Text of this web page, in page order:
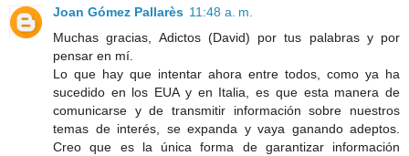
Joan Gómez Pallarès 11:48 a. m.
Muchas gracias, Adictos (David) por tus palabras y por
pensar en mí.
Lo que hay que intentar ahora entre todos, como ya ha
sucedido en los EUA y en Italia, es que esta manera de
comunicarse y de transmitir información sobre nuestros
temas de interés, se expanda y vaya ganando adeptos.
Creo que es la única forma de garantizar información